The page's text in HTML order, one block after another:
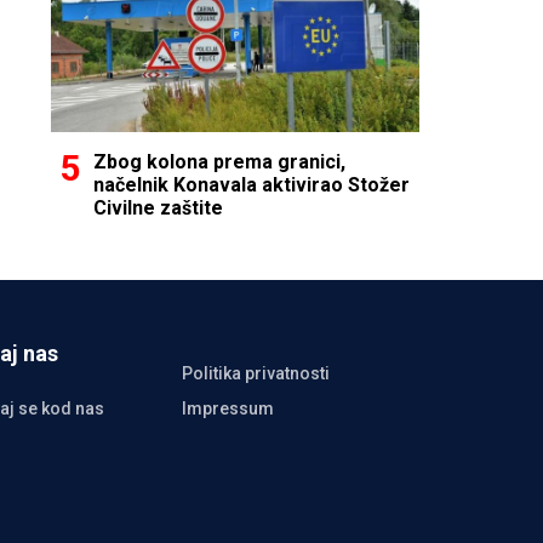
Zbog kolona prema granici,
načelnik Konavala aktivirao Stožer
Civilne zaštite
nas
Politika privatnosti
se kod nas
Impressum